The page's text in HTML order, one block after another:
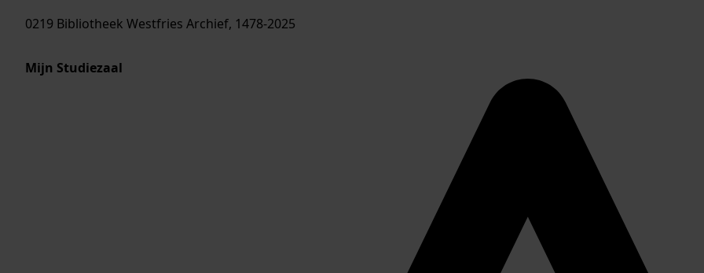
0219 Bibliotheek Westfries Archief, 1478-2025
Mijn Studiezaal